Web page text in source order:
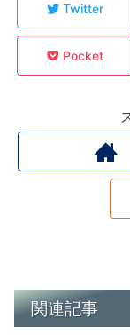
Twitter
Pocket
関連記事